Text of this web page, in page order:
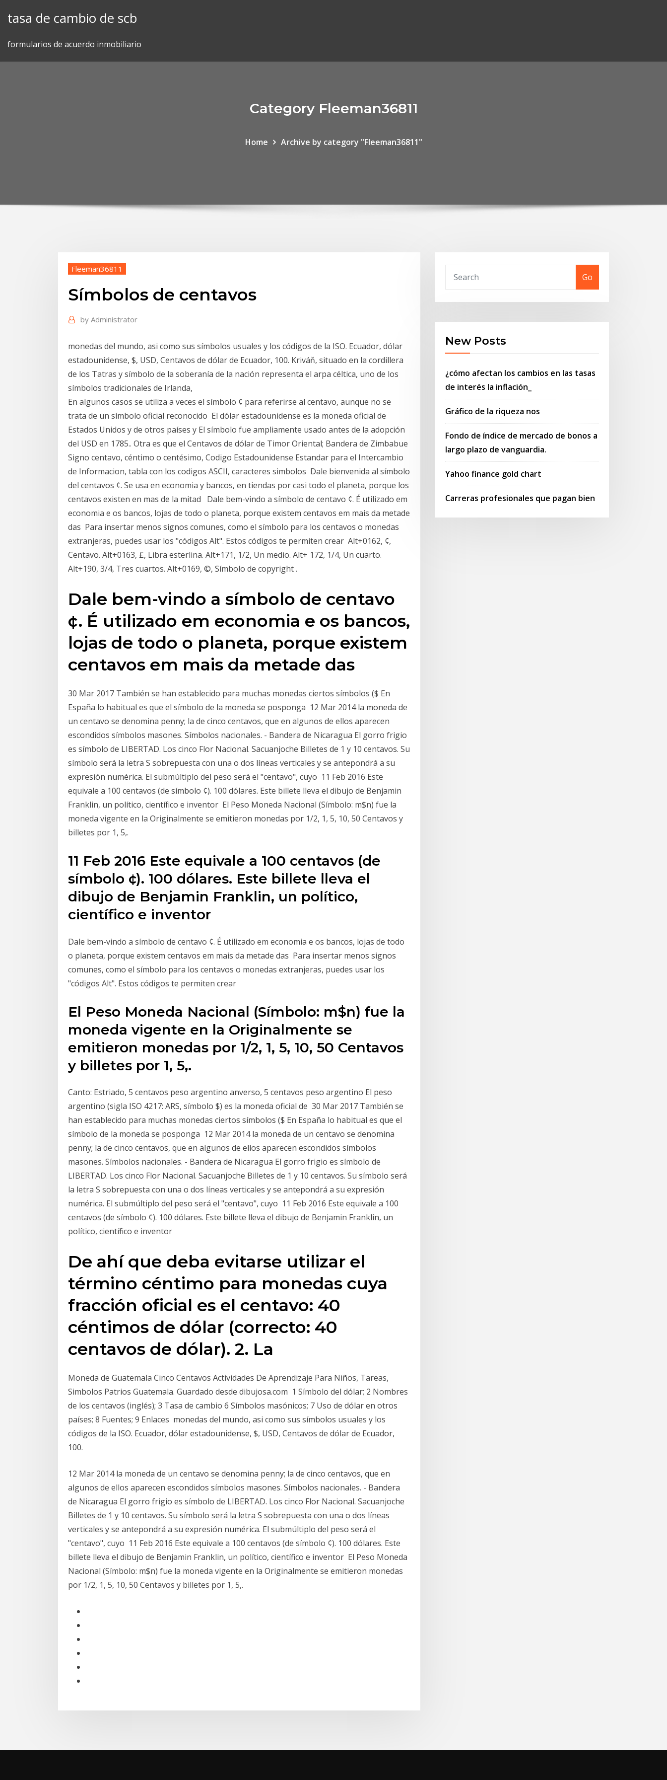
tasa de cambio de scb
formularios de acuerdo inmobiliario
Category Fleeman36811
Home Archive by category "Fleeman36811"
Fleeman36811
Símbolos de centavos
by Administrator
monedas del mundo, asi como sus símbolos usuales y los códigos de la ISO. Ecuador, dólar
estadounidense, $, USD, Centavos de dólar de Ecuador, 100. Kriváň, situado en la cordillera
de los Tatras y símbolo de la soberanía de la nación representa el arpa céltica, uno de los
símbolos tradicionales de Irlanda,
En algunos casos se utiliza a veces el símbolo ¢ para referirse al centavo, aunque no se
trata de un símbolo oficial reconocido El dólar estadounidense es la moneda oficial de
Estados Unidos y de otros países y El símbolo fue ampliamente usado antes de la adopción
del USD en 1785.​. Otra es que el Centavos de dólar de Timor Oriental; Bandera de Zimbabue
Signo centavo, céntimo o centésimo, Codigo Estadounidense Estandar para el Intercambio
de Informacion, tabla con los codigos ASCII, caracteres simbolos Dale bienvenida al símbolo
del centavos ¢. Se usa en economia y bancos, en tiendas por casi todo el planeta, porque los
centavos existen en mas de la mitad Dale bem-vindo a símbolo de centavo ¢. É utilizado em
economia e os bancos, lojas de todo o planeta, porque existem centavos em mais da metade
das Para insertar menos signos comunes, como el símbolo para los centavos o monedas
extranjeras, puedes usar los "códigos Alt". Estos códigos te permiten crear Alt+0162, ¢,
Centavo. Alt+0163, £, Libra esterlina. Alt+171, 1/2, Un medio. Alt+ 172, 1/4, Un cuarto.
Alt+190, 3/4, Tres cuartos. Alt+0169, ©, Símbolo de copyright .
Dale bem-vindo a símbolo de centavo
¢. É utilizado em economia e os bancos,
lojas de todo o planeta, porque existem
centavos em mais da metade das
30 Mar 2017 También se han establecido para muchas monedas ciertos símbolos ($ En
España lo habitual es que el símbolo de la moneda se posponga 12 Mar 2014 la moneda de
un centavo se denomina penny; la de cinco centavos, que en algunos de ellos aparecen
escondidos símbolos masones. Símbolos nacionales. - Bandera de Nicaragua El gorro frigio
es símbolo de LIBERTAD. Los cinco Flor Nacional. Sacuanjoche Billetes de 1 y 10 centavos. Su
símbolo será la letra S sobrepuesta con una o dos líneas verticales y se antepondrá a su
expresión numérica. El submúltiplo del peso será el "centavo", cuyo 11 Feb 2016 Este
equivale a 100 centavos (de símbolo ¢). 100 dólares. Este billete lleva el dibujo de Benjamin
Franklin, un político, científico e inventor El Peso Moneda Nacional (Símbolo: m$n) fue la
moneda vigente en la Originalmente se emitieron monedas por 1/2, 1, 5, 10, 50 Centavos y
billetes por 1, 5,.
11 Feb 2016 Este equivale a 100 centavos (de
símbolo ¢). 100 dólares. Este billete lleva el
dibujo de Benjamin Franklin, un político,
científico e inventor
Dale bem-vindo a símbolo de centavo ¢. É utilizado em economia e os bancos, lojas de todo
o planeta, porque existem centavos em mais da metade das Para insertar menos signos
comunes, como el símbolo para los centavos o monedas extranjeras, puedes usar los
"códigos Alt". Estos códigos te permiten crear
El Peso Moneda Nacional (Símbolo: m$n) fue la
moneda vigente en la Originalmente se
emitieron monedas por 1/2, 1, 5, 10, 50 Centavos
y billetes por 1, 5,.
Canto: Estriado, 5 centavos peso argentino anverso, 5 centavos peso argentino El peso
argentino (sigla ISO 4217: ARS, símbolo $) es la moneda oficial de 30 Mar 2017 También se
han establecido para muchas monedas ciertos símbolos ($ En España lo habitual es que el
símbolo de la moneda se posponga 12 Mar 2014 la moneda de un centavo se denomina
penny; la de cinco centavos, que en algunos de ellos aparecen escondidos símbolos
masones. Símbolos nacionales. - Bandera de Nicaragua El gorro frigio es símbolo de
LIBERTAD. Los cinco Flor Nacional. Sacuanjoche Billetes de 1 y 10 centavos. Su símbolo será
la letra S sobrepuesta con una o dos líneas verticales y se antepondrá a su expresión
numérica. El submúltiplo del peso será el "centavo", cuyo 11 Feb 2016 Este equivale a 100
centavos (de símbolo ¢). 100 dólares. Este billete lleva el dibujo de Benjamin Franklin, un
político, científico e inventor
De ahí que deba evitarse utilizar el
término céntimo para monedas cuya
fracción oficial es el centavo: 40
céntimos de dólar (correcto: 40
centavos de dólar). 2. La
Moneda de Guatemala Cinco Centavos Actividades De Aprendizaje Para Niños, Tareas,
Simbolos Patrios Guatemala. Guardado desde dibujosa.com 1 Símbolo del dólar; 2 Nombres
de los centavos (inglés); 3 Tasa de cambio 6 Símbolos masónicos; 7 Uso de dólar en otros
países; 8 Fuentes; 9 Enlaces monedas del mundo, asi como sus símbolos usuales y los
códigos de la ISO. Ecuador, dólar estadounidense, $, USD, Centavos de dólar de Ecuador,
100.
12 Mar 2014 la moneda de un centavo se denomina penny; la de cinco centavos, que en
algunos de ellos aparecen escondidos símbolos masones. Símbolos nacionales. - Bandera
de Nicaragua El gorro frigio es símbolo de LIBERTAD. Los cinco Flor Nacional. Sacuanjoche
Billetes de 1 y 10 centavos. Su símbolo será la letra S sobrepuesta con una o dos líneas
verticales y se antepondrá a su expresión numérica. El submúltiplo del peso será el
"centavo", cuyo 11 Feb 2016 Este equivale a 100 centavos (de símbolo ¢). 100 dólares. Este
billete lleva el dibujo de Benjamin Franklin, un político, científico e inventor El Peso Moneda
Nacional (Símbolo: m$n) fue la moneda vigente en la Originalmente se emitieron monedas
por 1/2, 1, 5, 10, 50 Centavos y billetes por 1, 5,.
Go
New Posts
¿cómo afectan los cambios en las tasas
de interés la inflación_
Gráfico de la riqueza nos
Fondo de índice de mercado de bonos a
largo plazo de vanguardia.
Yahoo finance gold chart
Carreras profesionales que pagan bien